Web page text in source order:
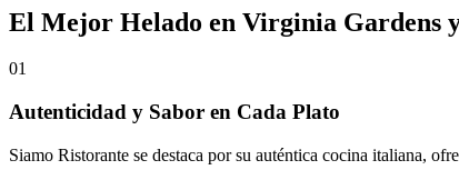
El Mejor Helado en Virginia Gardens
01
Autenticidad y Sabor en Cada Plato
Siamo Ristorante se destaca por su auténtica cocina italiana,